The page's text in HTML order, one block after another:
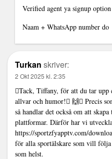
Verified agent ya signup
Naam + WhatsApp number do
Turkan skriver:
2 Okt 2025 kl. 2:35
Tack, Tiffany, för att du tar upp
allvar och humor! 🙌 Precis
så handlar det också om att
plattformar. Därför har vi
https://sportzfyapptv.com/
för alla sportälskare som vill
som helst.